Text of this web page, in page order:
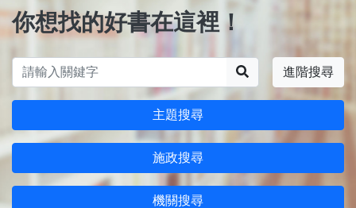
你想找的好書在這裡！
進階搜尋
主題搜尋
施政搜尋
機關搜尋